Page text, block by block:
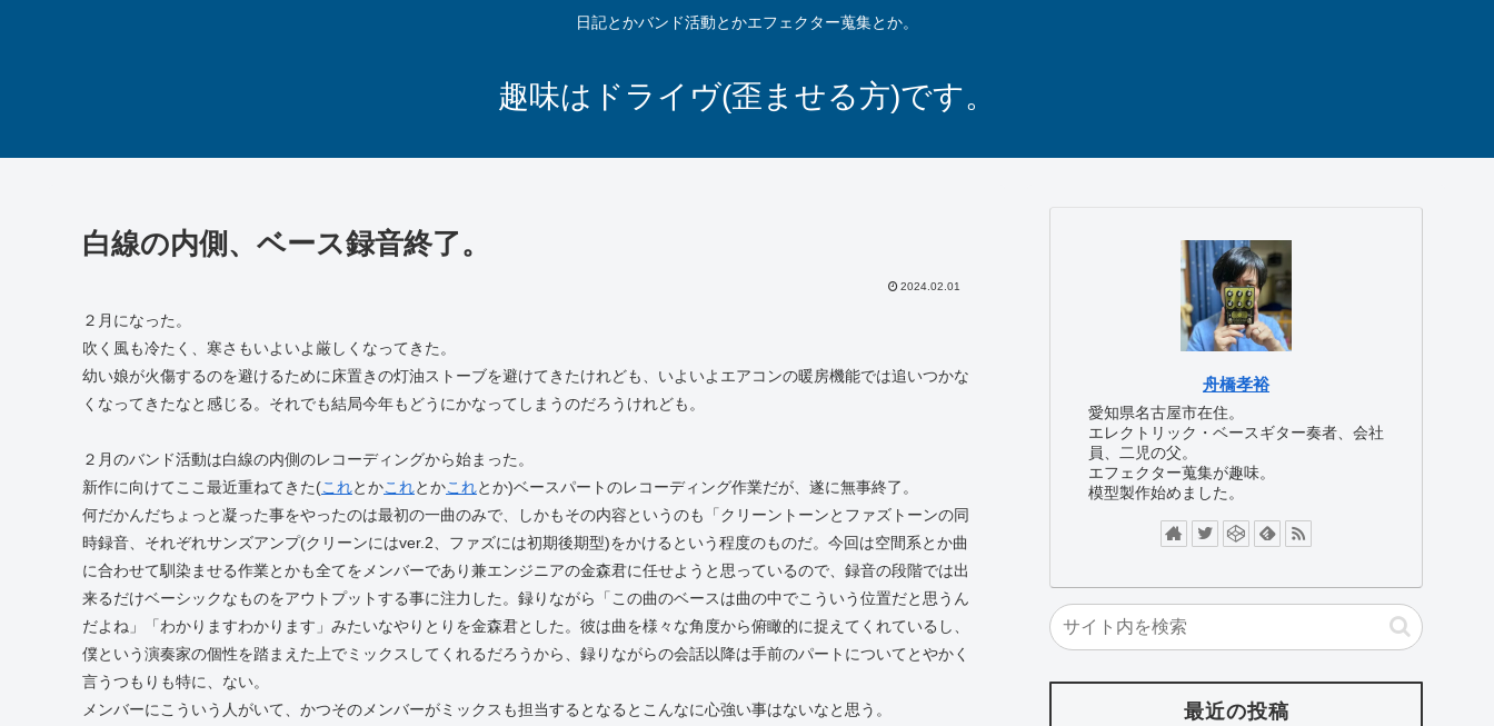
日記とかバンド活動とかエフェクター蒐集とか。
趣味はドライヴ(歪ませる方)です。
白線の内側、ベース録音終了。
2024.02.01
２月になった。
吹く風も冷たく、寒さもいよいよ厳しくなってきた。
幼い娘が火傷するのを避けるために床置きの灯油ストーブを避けてきたけれども、いよいよエアコンの暖房機能では追いつかな
くなってきたなと感じる。それでも結局今年もどうにかなってしまうのだろうけれども。
２月のバンド活動は白線の内側のレコーディングから始まった。
新作に向けてここ最近重ねてきた(これとかこれとかこれとか)ベースパートのレコーディング作業だが、遂に無事終了。
何だかんだちょっと凝った事をやったのは最初の一曲のみで、しかもその内容というのも「クリーントーンとファズトーンの同
時録音、それぞれサンズアンプ(クリーンにはver.2、ファズには初期後期型)をかけるという程度のものだ。今回は空間系とか曲
に合わせて馴染ませる作業とかも全てをメンバーであり兼エンジニアの金森君に任せようと思っているので、録音の段階では出
来るだけベーシックなものをアウトプットする事に注力した。録りながら「この曲のベースは曲の中でこういう位置だと思うん
だよね」「わかりますわかります」みたいなやりとりを金森君とした。彼は曲を様々な角度から俯瞰的に捉えてくれているし、
僕という演奏家の個性を踏まえた上でミックスしてくれるだろうから、録りながらの会話以降は手前のパートについてとやかく
言うつもりも特に、ない。
メンバーにこういう人がいて、かつそのメンバーがミックスも担当するとなるとこんなに心強い事はないなと思う。
舟橋孝裕
愛知県名古屋市在住。
エレクトリック・ベースギター奏者、会社
員、二児の父。
エフェクター蒐集が趣味。
模型製作始めました。
最近の投稿